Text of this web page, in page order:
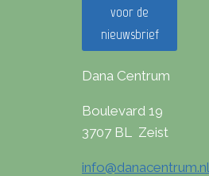
voor de
nieuwsbrief
Dana Centrum
Boulevard 19
3707 BL Zeist
info@danacentrum.nl